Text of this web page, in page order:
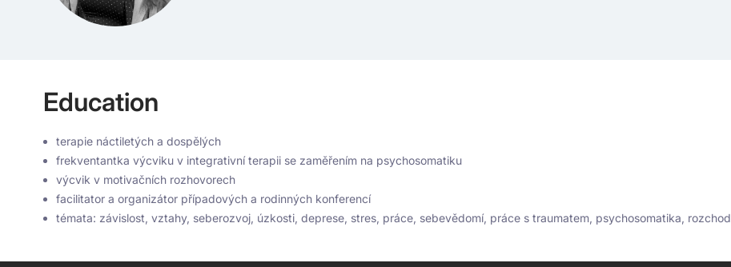
Education
terapie náctiletých a dospělých
frekventantka výcviku v integrativní terapii se zaměřením na psychosomatiku
výcvik v motivačních rozhovorech
facilitator a organizátor případových a rodinných konferencí
témata: závislost, vztahy, seberozvoj, úzkosti, deprese, stres, práce, sebevědomí, práce s traumatem, psychosomatika, rozchod